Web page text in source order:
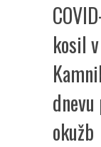
kosil
okužb